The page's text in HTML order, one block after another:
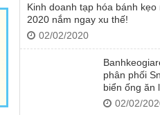
Kinh doanh tạp hóa bánh kẹo
2020 nắm ngay xu thế!
02/02/2020
phân phối
biển ống ăn
02/02/